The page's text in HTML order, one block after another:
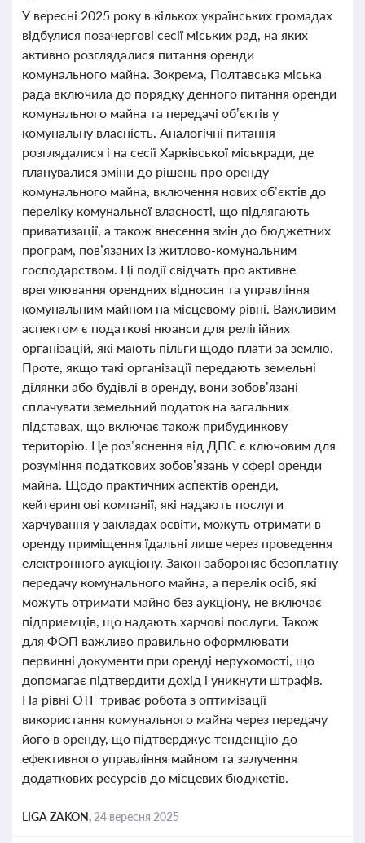
У вересні 2025 року в кількох українських громадах
відбулися позачергові сесії міських рад, на яких
активно розглядалися питання оренди
комунального майна. Зокрема, Полтавська міська
рада включила до порядку денного питання оренди
комунального майна та передачі об’єктів у
комунальну власність. Аналогічні питання
розглядалися і на сесії Харківської міськради, де
планувалися зміни до рішень про оренду
комунального майна, включення нових об’єктів до
переліку комунальної власності, що підлягають
приватизації, а також внесення змін до бюджетних
програм, пов’язаних із житлово-комунальним
господарством. Ці події свідчать про активне
врегулювання орендних відносин та управління
комунальним майном на місцевому рівні. Важливим
аспектом є податкові нюанси для релігійних
організацій, які мають пільги щодо плати за землю.
Проте, якщо такі організації передають земельні
ділянки або будівлі в оренду, вони зобов’язані
сплачувати земельний податок на загальних
підставах, що включає також прибудинкову
територію. Це роз’яснення від ДПС є ключовим для
розуміння податкових зобов’язань у сфері оренди
майна. Щодо практичних аспектів оренди,
кейтерингові компанії, які надають послуги
харчування у закладах освіти, можуть отримати в
оренду приміщення їдальні лише через проведення
електронного аукціону. Закон забороняє безоплатну
передачу комунального майна, а перелік осіб, які
можуть отримати майно без аукціону, не включає
підприємців, що надають харчові послуги. Також
для ФОП важливо правильно оформлювати
первинні документи при оренді нерухомості, що
допомагає підтвердити дохід і уникнути штрафів.
На рівні ОТГ триває робота з оптимізації
використання комунального майна через передачу
його в оренду, що підтверджує тенденцію до
ефективного управління майном та залучення
додаткових ресурсів до місцевих бюджетів.
LIGA ZAKON, 24 вересня 2025